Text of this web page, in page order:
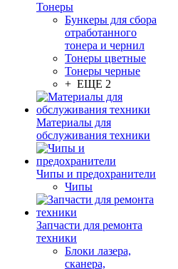
Тонеры
Бункеры для сбора
отработанного
тонера и чернил
Тонеры цветные
Тонеры черные
+ ЕЩЕ 2
Материалы для
обслуживания техники
Чипы и предохранители
Чипы
Запчасти для ремонта
техники
Блоки лазера,
сканера,